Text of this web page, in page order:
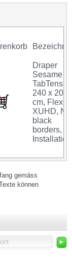
►
Draper
Sesame
240 x 200
cm,
XUHD, No
black
borders,
Installation
gemäss
können